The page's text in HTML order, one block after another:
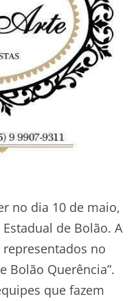
no dia 10 de maio,
de Bolão. A
no
Bolão Querência”.
que fazem